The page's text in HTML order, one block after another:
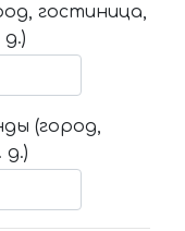
гостиница,
(город,